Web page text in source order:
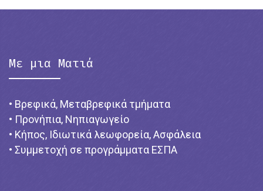
Με μια Ματιά
• Βρεφικά, Μεταβρεφικά τμήματα
• Προνήπια, Νηπιαγωγείο
• Κήπος, Ιδιωτικά λεωφορεία, Ασφάλεια
• Συμμετοχή σε προγράμματα ΕΣΠΑ